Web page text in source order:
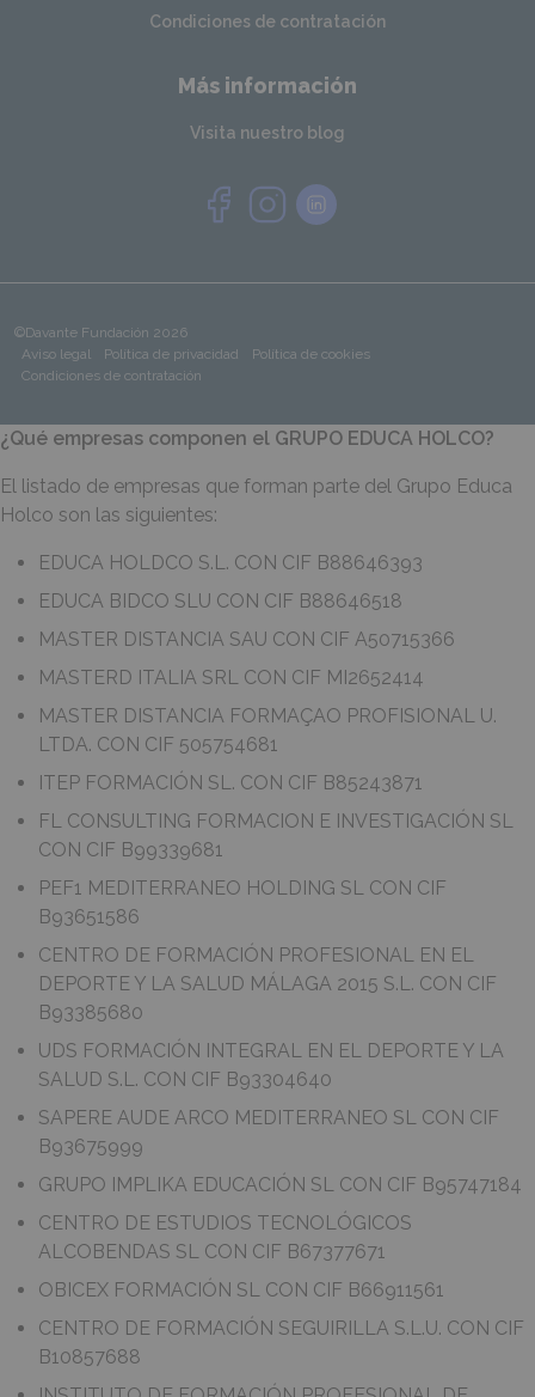
Condiciones de contratación
Más información
Visita nuestro blog
©Davante Fundación 2026
Aviso legal
Política de privacidad
Política de cookies
Condiciones de contratación
¿Qué empresas componen el GRUPO EDUCA HOLCO?
El listado de empresas que forman parte del Grupo Educa
Holco son las siguientes:
EDUCA HOLDCO S.L. CON CIF B88646393
EDUCA BIDCO SLU CON CIF B88646518
MASTER DISTANCIA SAU CON CIF A50715366
MASTERD ITALIA SRL CON CIF MI2652414
MASTER DISTANCIA FORMAÇAO PROFISIONAL U.
LTDA. CON CIF 505754681
ITEP FORMACIÓN SL. CON CIF B85243871
FL CONSULTING FORMACION E INVESTIGACIÓN SL
CON CIF B99339681
PEF1 MEDITERRANEO HOLDING SL CON CIF
B93651586
CENTRO DE FORMACIÓN PROFESIONAL EN EL
DEPORTE Y LA SALUD MÁLAGA 2015 S.L. CON CIF
B93385680
UDS FORMACIÓN INTEGRAL EN EL DEPORTE Y LA
SALUD S.L. CON CIF B93304640
SAPERE AUDE ARCO MEDITERRANEO SL CON CIF
B93675999
GRUPO IMPLIKA EDUCACIÓN SL CON CIF B95747184
CENTRO DE ESTUDIOS TECNOLÓGICOS
ALCOBENDAS SL CON CIF B67377671
OBICEX FORMACIÓN SL CON CIF B66911561
CENTRO DE FORMACIÓN SEGUIRILLA S.L.U. CON CIF
B10857688